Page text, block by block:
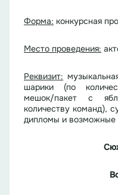
Форма:
Место проведения:
Реквизит:
шарики (по
мешок/пакет с
количеству команд),
дипломы и возможные